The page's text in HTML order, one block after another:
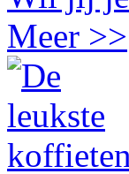
Meer >>